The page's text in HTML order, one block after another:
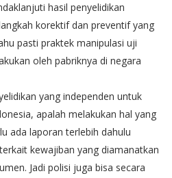
hasil penyelidikan
korektif dan preventif yang
pasti praktek manipulasi uji
oleh pabriknya di negara
yang independen untuk
apalah melakukan hal yang
ada laporan terlebih dahulu
kewajiban yang diamanatkan
Jadi polisi juga bisa secara